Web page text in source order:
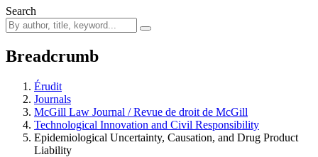
Search
Breadcrumb
Érudit
Journals
McGill Law Journal / Revue de droit de McGill
Technological Innovation and Civil Responsibility
Epidemiological Uncertainty, Causation, and Drug Product
Liability